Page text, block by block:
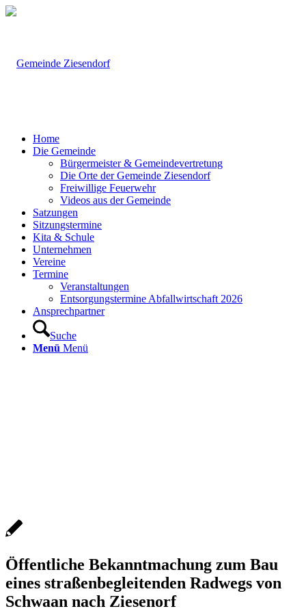
Home
Die Gemeinde
Bürgermeister & Gemeindevertretung
Die Orte der Gemeinde Ziesendorf
Freiwillige Feuerwehr
Videos aus der Gemeinde
Satzungen
Sitzungstermine
Kita & Schule
Unternehmen
Vereine
Termine
Veranstaltungen
Entsorgungstermine Abfallwirtschaft 2026
Ansprechpartner
Suche
Menü Menü
Öffentliche Bekanntmachung zum Bau
eines straßenbegleitenden Radwegs von
Schwaan nach Ziesenorf